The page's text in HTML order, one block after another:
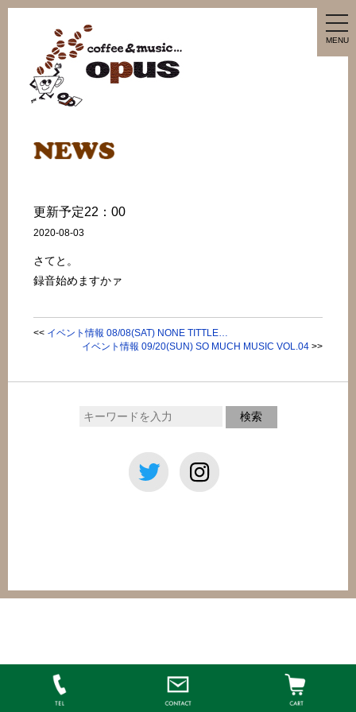
MENU
更新予定22：00
2020-08-03
さてと。
録音始めますかァ
<< イベント情報 08/08(SAT) NONE TITTLE…
イベント情報 09/20(SUN) SO MUCH MUSIC VOL.04>>